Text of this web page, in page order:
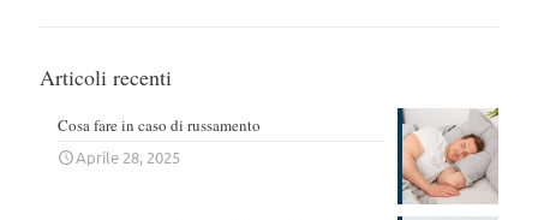
Articoli recenti
Cosa fare in caso di russamento
Aprile 28, 2025